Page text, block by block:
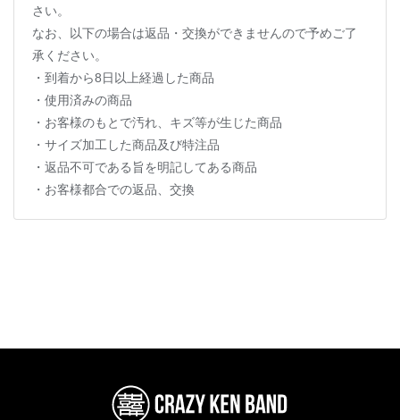
さい。
なお、以下の場合は返品・交換ができませんので予めご了
承ください。
・到着から8日以上経過した商品
・使用済みの商品
・お客様のもとで汚れ、キズ等が生じた商品
・サイズ加工した商品及び特注品
・返品不可である旨を明記してある商品
・お客様都合での返品、交換